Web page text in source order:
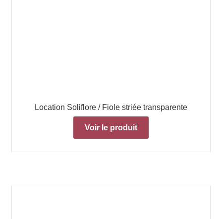
Location Soliflore / Fiole striée transparente
Voir le produit